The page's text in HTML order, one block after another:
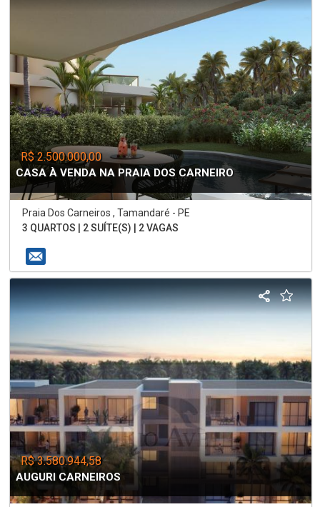
R$ 2.500.000,00
CASA À VENDA NA PRAIA DOS CARNEIRO
Praia Dos Carneiros , Tamandaré - PE
3 QUARTOS | 2 SUÍTE(S) | 2 VAGAS
R$ 3.580.944,58
AUGURI CARNEIROS